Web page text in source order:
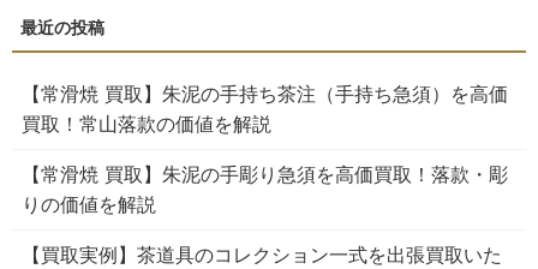
【常滑焼 買取】朱泥の手持ち茶注（手持ち急須）を高価
買取！常山落款の価値を解説
【常滑焼 買取】朱泥の手彫り急須を高価買取！落款・彫
りの価値を解説
【買取実例】茶道具のコレクション一式を出張買取いた